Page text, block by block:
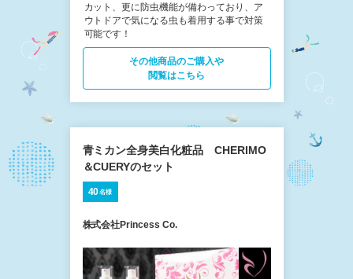
カット、更に防虫機能が備わっており、ア
ウトドアで気になる虫も着用する事で対策
可能です！
その他商品の​ご購入や
閲覧はこちら
青ミカン全身美白化粧品 CHERIMO
＆CUERYのセット
40名様
株式会社Princess Co.